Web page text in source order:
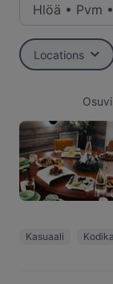
Hlöä • Pvm •
Locations
Kasuaali